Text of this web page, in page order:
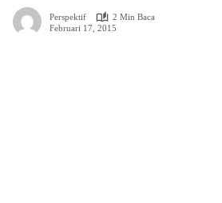
Perspektif
2 Min Baca
Februari 17, 2015